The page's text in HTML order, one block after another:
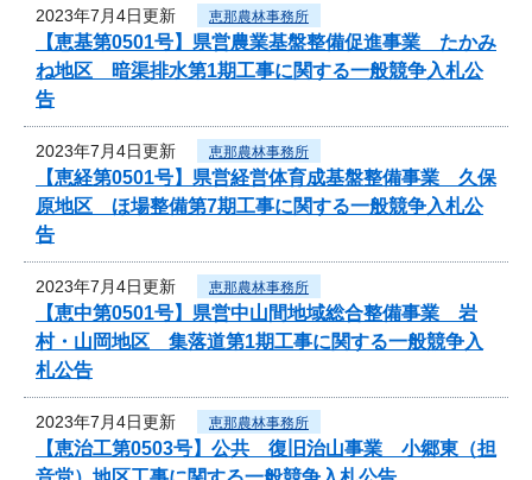
2023年7月4日更新 恵那農林事務所
【恵基第0501号】県営農業基盤整備促進事業 たかみ
ね地区 暗渠排水第1期工事に関する一般競争入札公
告
2023年7月4日更新 恵那農林事務所
【恵経第0501号】県営経営体育成基盤整備事業 久保
原地区 ほ場整備第7期工事に関する一般競争入札公
告
2023年7月4日更新 恵那農林事務所
【恵中第0501号】県営中山間地域総合整備事業 岩
村・山岡地区 集落道第1期工事に関する一般競争入
札公告
2023年7月4日更新 恵那農林事務所
【恵治工第0503号】公共 復旧治山事業 小郷東（担